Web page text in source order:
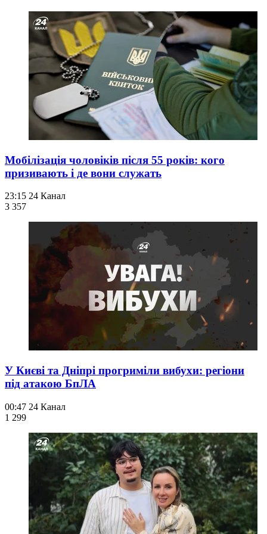
Мобілізація чоловіків після 55 років: кого
призивають і де вони служать
23:15 24 Канал
3 357
У Києві та Дніпрі прогриміли вибухи: регіони
під атакою БпЛА
00:47 24 Канал
1 299